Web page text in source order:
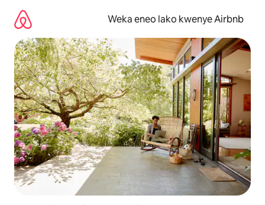
kwenda
kwenye
maudhui
Weka eneo lako kwenye Airbnb